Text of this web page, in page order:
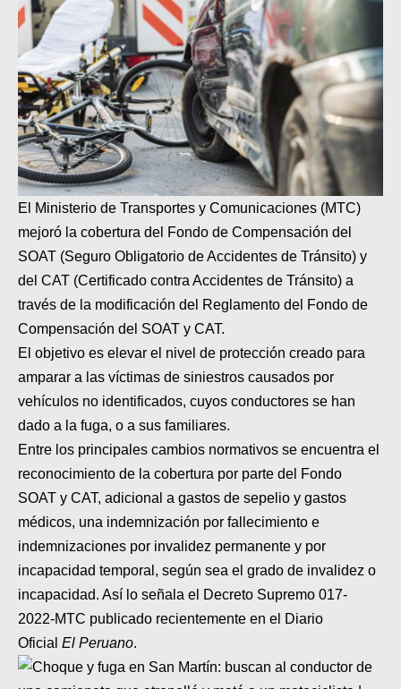
PLANES
GUÍA DE PRECIOS
MOTOS HONDA PERÚ
MOTOS HERO PERÚ
MOTOS ZONTES PERÚ
MOTOS HAOJUE PERÚ
MOTOS BENELLI PERÚ
MOTOS ZONGSHEN PERÚ
El Ministerio de Transportes y Comunicaciones (MTC)
mejoró la cobertura del Fondo de Compensación del
SOAT (Seguro Obligatorio de Accidentes de Tránsito) y
del CAT (Certificado contra Accidentes de Tránsito) a
través de la modificación del Reglamento del Fondo de
Compensación del SOAT y CAT.
El objetivo es elevar el nivel de protección creado para
amparar a las víctimas de siniestros causados por
vehículos no identificados, cuyos conductores se han
dado a la fuga, o a sus familiares.
Entre los principales cambios normativos se encuentra el
reconocimiento de la cobertura por parte del Fondo
SOAT y CAT, adicional a gastos de sepelio y gastos
médicos, una indemnización por fallecimiento e
indemnizaciones por invalidez permanente y por
incapacidad temporal, según sea el grado de invalidez o
incapacidad. Así lo señala el Decreto Supremo 017-
2022-MTC publicado recientemente en el Diario
Oficial El Peruano.